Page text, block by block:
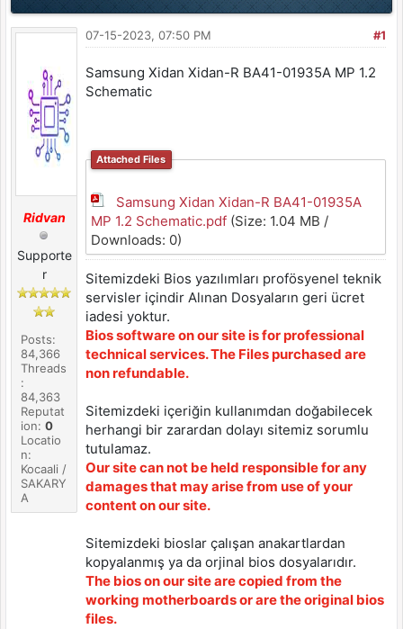
Ridvan
Supporte
r
Posts:
84,366
Threads
:
84,363
Reputat
ion:0
Locatio
n:
Kocaali /
SAKARY
A
#1
07-15-2023, 07:50 PM
Samsung Xidan Xidan-R BA41-01935A MP 1.2
Schematic
Attached Files
Samsung Xidan Xidan-R BA41-01935A
MP 1.2 Schematic.pdf(Size: 1.04 MB /
Downloads: 0)
Sitemizdeki Bios yazılımları profösyenel teknik
servisler içindir Alınan Dosyaların geri ücret
iadesi yoktur.
Bios software on our site is for professional
technical services. The Files purchased are
non refundable.
Sitemizdeki içeriğin kullanımdan doğabilecek
herhangi bir zarardan dolayı sitemiz sorumlu
tutulamaz.
Our site can not be held responsible for any
damages that may arise from use of your
content on our site.
Sitemizdeki bioslar çalışan anakartlardan
kopyalanmış ya da orjinal bios dosyalarıdır.
The bios on our site are copied from the
working motherboards or are the original bios
files.